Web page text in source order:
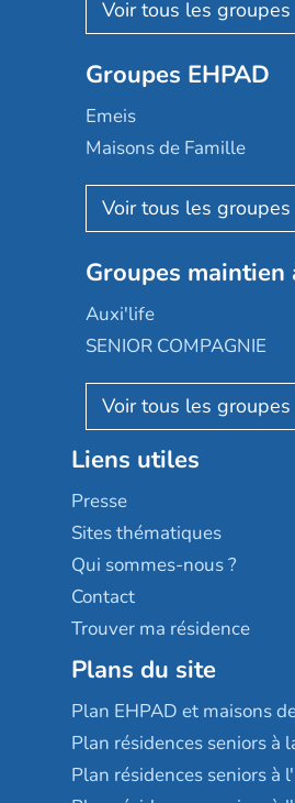
Les Résidentiels
Mobicap
Domusvi
Happy Senior
Aquarelia
Nexity edenea
Les jardins d'Arcadie
Occitalia
Appartseniors
Reseda
Stella management
Les villages d'or
Sérénys
Résidences services Villa
Groupes EHPAD
Emeis
Maisons de Famille
Korian
Emera
Groupe SOS
Le Noble Âge
Almage
Résidalya
Groupe aplus
Groupes maintien
Auxi'life
SENIOR COMPAGNIE
AGE D'OR Services
Liens utiles
Presse
Sites thématiques
Qui sommes-nous ?
Contact
Trouver ma résidence
Plans du site
Plan EHPAD et maisons
Plan résidences seniors à
Plan résidences seniors à